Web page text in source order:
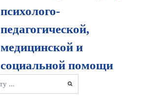
психолого-
педагогической,
медицинской и
социальной помощи